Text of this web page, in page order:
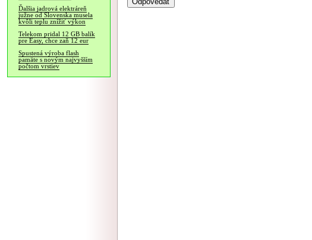
Ďalšia jadrová elektráreň
južne od Slovenska musela
kvôli teplu znížiť výkon
Telekom pridal 12 GB balík
pre Easy, chce zaň 12 eur
Spustená výroba flash
pamäte s novým najvyšším
počtom vrstiev